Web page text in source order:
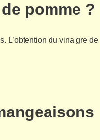
pomme ?
L’obtention du vinaigre de